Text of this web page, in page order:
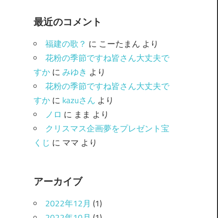
リ
ー
最近のコメント
福建の歌？ に こーたまん より
花粉の季節ですね皆さん大丈夫で
すかにみゆき より
花粉の季節ですね皆さん大丈夫で
すかに kazuさん より
ノロ に まま より
クリスマス企画夢をプレゼント宝
くじ に ママ より
アーカイブ
2022年12月 (1)